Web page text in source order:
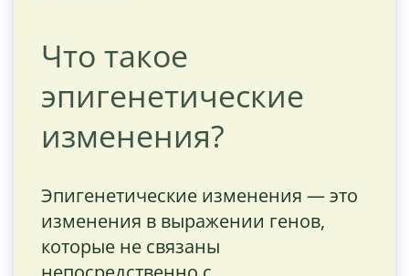
Что такое
эпигенетические
изменения?
Эпигенетические изменения — это
изменения в выражении генов,
которые не связаны